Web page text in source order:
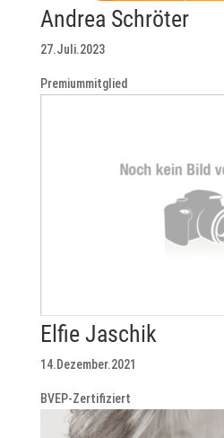
Andrea Schröter
27.Juli.2023
Premiummitglied
Elfie Jaschik
14.Dezember.2021
BVEP-Zertifiziert